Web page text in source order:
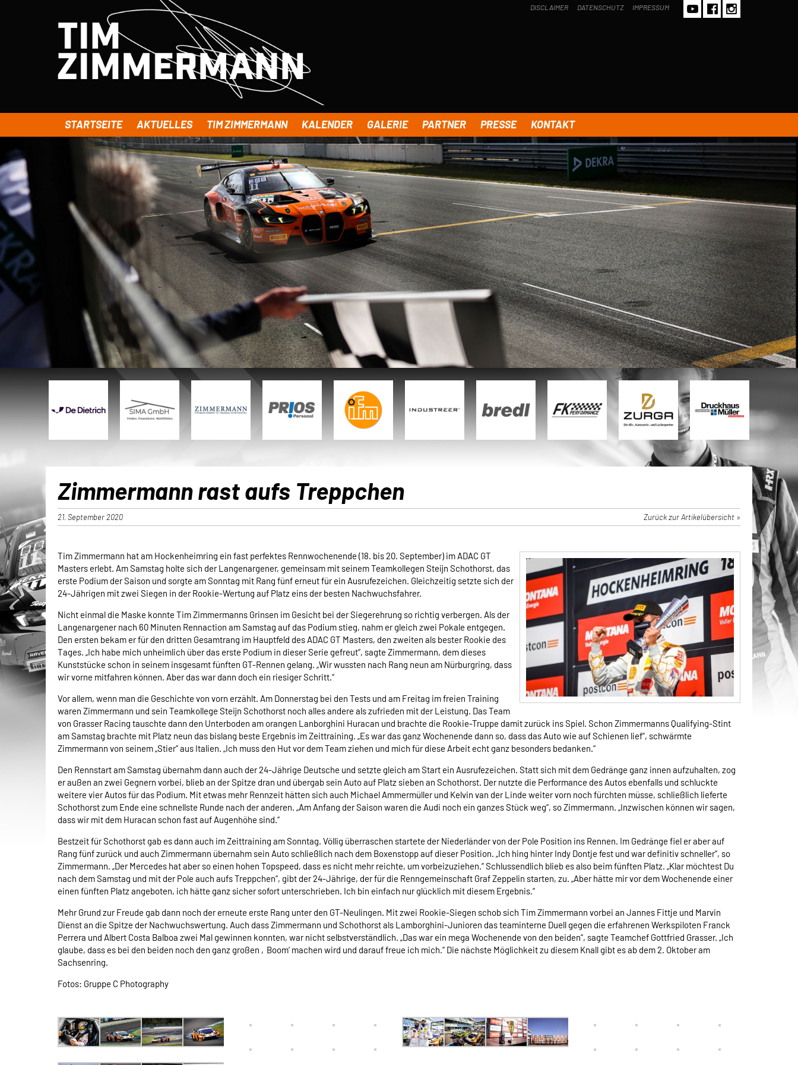
DISCLAIMER DATENSCHUTZ IMPRESSUM
STARTSEITE AKTUELLES TIM ZIMMERMANN KALENDER GALERIE PARTNER PRESSE KONTAKT
Zimmermann rast aufs Treppchen
21. September 2020 Zurück zur Artikelübersicht »
Tim Zimmermann hat am Hockenheimring ein fast perfektes Rennwochenende (18. bis 20. September) im ADAC GT
Masters erlebt. Am Samstag holte sich der Langenargener, gemeinsam mit seinem Teamkollegen Steijn Schothorst, das
erste Podium der Saison und sorgte am Sonntag mit Rang fünf erneut für ein Ausrufezeichen. Gleichzeitig setzte sich der
24-Jährigen mit zwei Siegen in der Rookie-Wertung auf Platz eins der besten Nachwuchsfahrer.
Nicht einmal die Maske konnte Tim Zimmermanns Grinsen im Gesicht bei der Siegerehrung so richtig verbergen. Als der
Langenargener nach 60 Minuten Rennaction am Samstag auf das Podium stieg, nahm er gleich zwei Pokale entgegen.
Den ersten bekam er für den dritten Gesamtrang im Hauptfeld des ADAC GT Masters, den zweiten als bester Rookie des
Tages. „Ich habe mich unheimlich über das erste Podium in dieser Serie gefreut“, sagte Zimmermann, dem dieses
Kunststücke schon in seinem insgesamt fünften GT-Rennen gelang. „Wir wussten nach Rang neun am Nürburgring, dass
wir vorne mitfahren können. Aber das war dann doch ein riesiger Schritt.“
Vor allem, wenn man die Geschichte von vorn erzählt. Am Donnerstag bei den Tests und am Freitag im freien Training
waren Zimmermann und sein Teamkollege Steijn Schothorst noch alles andere als zufrieden mit der Leistung. Das Team
von Grasser Racing tauschte dann den Unterboden am orangen Lanborghini Huracan und brachte die Rookie-Truppe damit zurück ins Spiel. Schon Zimmermanns Qualifying-Stint
am Samstag brachte mit Platz neun das bislang beste Ergebnis im Zeittraining. „Es war das ganz Wochenende dann so, dass das Auto wie auf Schienen lief“, schwärmte
Zimmermann von seinem „Stier“ aus Italien. „Ich muss den Hut vor dem Team ziehen und mich für diese Arbeit echt ganz besonders bedanken.“
Den Rennstart am Samstag übernahm dann auch der 24-Jährige Deutsche und setzte gleich am Start ein Ausrufezeichen. Statt sich mit dem Gedränge ganz innen aufzuhalten, zog
er außen an zwei Gegnern vorbei, blieb an der Spitze dran und übergab sein Auto auf Platz sieben an Schothorst. Der nutzte die Performance des Autos ebenfalls und schluckte
weitere vier Autos für das Podium. Mit etwas mehr Rennzeit hätten sich auch Michael Ammermüller und Kelvin van der Linde weiter vorn noch fürchten müsse, schließlich lieferte
Schothorst zum Ende eine schnellste Runde nach der anderen. „Am Anfang der Saison waren die Audi noch ein ganzes Stück weg“, so Zimmermann. „Inzwischen können wir sagen,
dass wir mit dem Huracan schon fast auf Augenhöhe sind.“
Bestzeit für Schothorst gab es dann auch im Zeittraining am Sonntag. Völlig überraschen startete der Niederländer von der Pole Position ins Rennen. Im Gedränge fiel er aber auf
Rang fünf zurück und auch Zimmermann übernahm sein Auto schließlich nach dem Boxenstopp auf dieser Position. „Ich hing hinter Indy Dontje fest und war definitiv schneller“, so
Zimmermann. „Der Mercedes hat aber so einen hohen Topspeed, dass es nicht mehr reichte, um vorbeizuziehen.“ Schlussendlich blieb es also beim fünften Platz. „Klar möchtest Du
nach dem Samstag und mit der Pole auch aufs Treppchen“, gibt der 24-Jährige, der für die Renngemeinschaft Graf Zeppelin starten, zu. „Aber hätte mir vor dem Wochenende einer
einen fünften Platz angeboten, ich hätte ganz sicher sofort unterschrieben. Ich bin einfach nur glücklich mit diesem Ergebnis.“
Mehr Grund zur Freude gab dann noch der erneute erste Rang unter den GT-Neulingen. Mit zwei Rookie-Siegen schob sich Tim Zimmermann vorbei an Jannes Fittje und Marvin
Dienst an die Spitze der Nachwuchswertung. Auch dass Zimmermann und Schothorst als Lamborghini-Junioren das teaminterne Duell gegen die erfahrenen Werkspiloten Franck
Perrera und Albert Costa Balboa zwei Mal gewinnen konnten, war nicht selbstverständlich. „Das war ein mega Wochenende von den beiden“, sagte Teamchef Gottfried Grasser. „Ich
glaube, dass es bei den beiden noch den ganz großen ‚Boom‘ machen wird und darauf freue ich mich.“ Die nächste Möglichkeit zu diesem Knall gibt es ab dem 2. Oktober am
Sachsenring.
Fotos: Gruppe C Photography